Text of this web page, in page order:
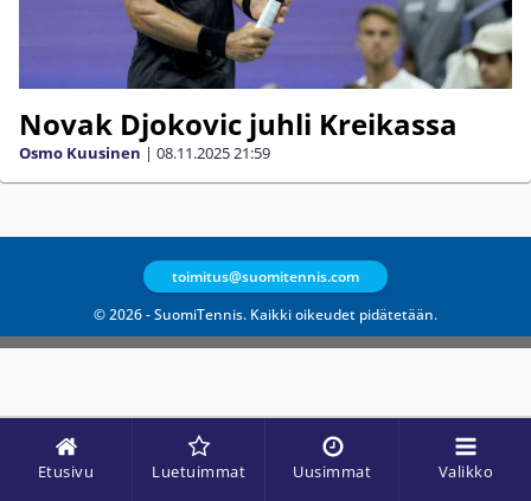
Etusivu Luetuimmat Uusimmat Valikko
Novak Djokovic juhli Kreikassa
Osmo Kuusinen | 08.11.202521:59
© 2026 - SuomiTennis. Kaikki oikeudet pidätetään.
toimitus@suomitennis.com